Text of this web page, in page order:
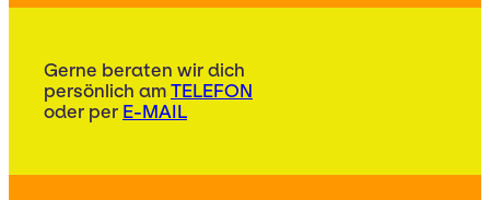
Gerne beraten wir dich
persönlich am TELEFON
oder per E-MAIL